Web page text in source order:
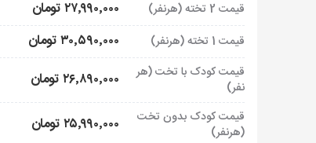
قیمت 2 تخته (هرنفر) ۲۷٬۹۹۰٬۰۰۰ تومان
قیمت 1 تخته (هرنفر) ۳۰٬۵۹۰٬۰۰۰ تومان
قیمت کودک با تخت (هر
نفر)
۲۶٬۸۹۰٬۰۰۰ تومان
قیمت کودک بدون تخت
(هرنفر)
۲۵٬۹۹۰٬۰۰۰ تومان